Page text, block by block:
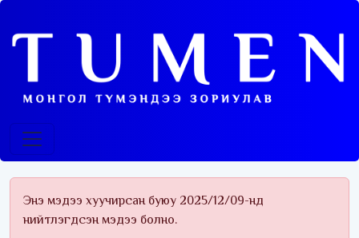
Энэ мэдээ хуучирсан буюу 2025/12/09-нд
нийтлэгдсэн мэдээ болно.